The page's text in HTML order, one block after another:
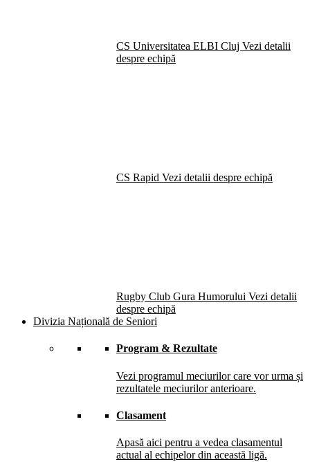
CS Universitatea ELBI Cluj Vezi detalii
despre echipă
CS Rapid Vezi detalii despre echipă
Rugby Club Gura Humorului Vezi detalii
despre echipă
Divizia Națională de Seniori
Program & Rezultate
Vezi programul meciurilor care vor urma și
rezultatele meciurilor anterioare.
Clasament
Apasă aici pentru a vedea clasamentul
actual al echipelor din această ligă.